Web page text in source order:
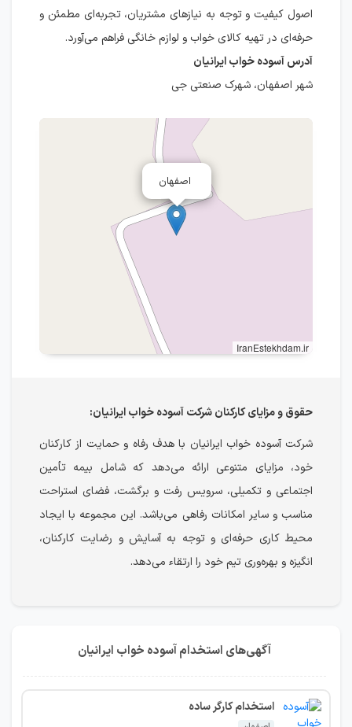
اصول کیفیت و توجه به نیازهای مشتریان، تجربه‌ای مطمئن و
حرفه‌ای در تهیه کالای خواب و لوازم خانگی فراهم می‌آورد.
آدرس آسوده خواب ایرانیان
شهر اصفهان، شهرک صنعتی جی
اصفهان
IranEstekhdam.ir
حقوق و مزایای کارکنان شرکت آسوده خواب ایرانیان:
شرکت آسوده خواب ایرانیان با هدف رفاه و حمایت از کارکنان
خود، مزایای متنوعی ارائه می‌دهد که شامل بیمه تأمین
اجتماعی و تکمیلی، سرویس رفت و برگشت، فضای استراحت
مناسب و سایر امکانات رفاهی می‌باشد. این مجموعه با ایجاد
محیط کاری حرفه‌ای و توجه به آسایش و رضایت کارکنان،
انگیزه و بهره‌وری تیم خود را ارتقاء می‌دهد.
آگهی‌های استخدام آسوده خواب ایرانیان
استخدام کارگر ساده